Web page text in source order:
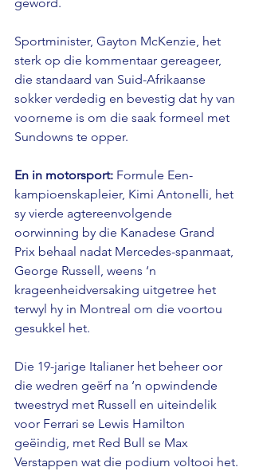
Sportminister, Gayton McKenzie, het
sterk op die kommentaar gereageer,
die standaard van Suid-Afrikaanse
sokker verdedig en bevestig dat hy van
voorneme is om die saak formeel met
Sundowns te opper.
En in motorsport: Formule Een-
kampioenskapleier, Kimi Antonelli, het
sy vierde agtereenvolgende
oorwinning by die Kanadese Grand
Prix behaal nadat Mercedes-spanmaat,
George Russell, weens ‘n
krageenheidversaking uitgetree het
terwyl hy in Montreal om die voortou
gesukkel het.
Die 19-jarige Italianer het beheer oor
die wedren geërf na ‘n opwindende
tweestryd met Russell en uiteindelik
voor Ferrari se Lewis Hamilton
geëindig, met Red Bull se Max
Verstappen wat die podium voltooi het.